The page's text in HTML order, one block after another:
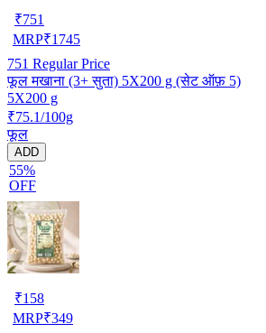
₹751
MRP₹1745
751 Regular Price
फूल मखाना (3+ सुता) 5X200 g (सेट ऑफ़ 5)
5X200 g
₹75.1/100g
फूल
ADD
55%
OFF
₹158
MRP₹349